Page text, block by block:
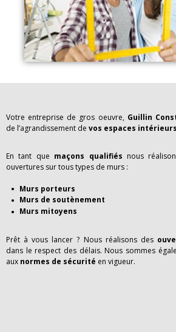
Votre entreprise de gros oeuvre, Guillin
de l’agrandissement de vos espaces
En tant que maçons qualifiés nous
ouvertures sur tous types de murs :
Murs porteurs
Murs de soutènement
Murs mitoyens
Prêt à vous lancer ? Nous réalisons des
dans le respect des délais. Nous sommes
aux normes de sécurité en vigueur.